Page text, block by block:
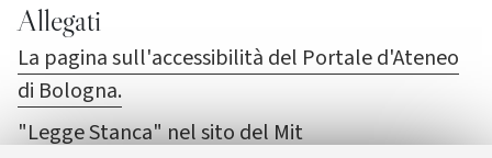
Allegati
La pagina sull'accessibilità del Portale d'Ateneo
di Bologna.
"Legge Stanca" nel sito del Mit